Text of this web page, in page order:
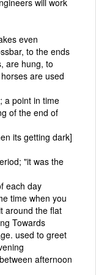
even
to the ends
are hung, to
are used
a point in time
of the end of
its getting dark]
"it was the
each day
time when you
around the flat
Towards
used to greet
afternoon